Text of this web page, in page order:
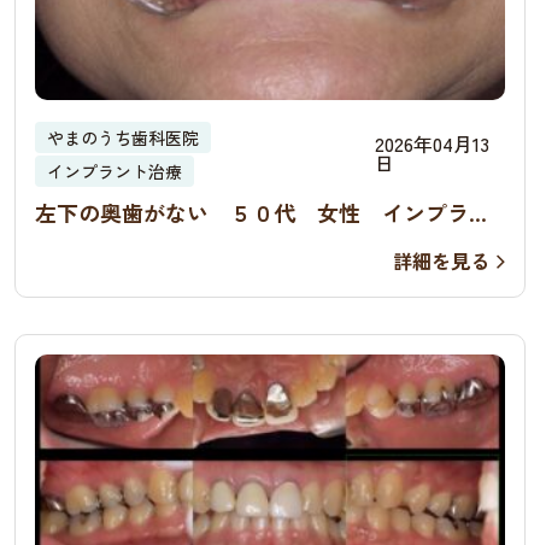
やまのうち歯科医院
インプラント治療
2026年04月13
日
左下の奥歯がない ５０代 女性 インプラン
詳細を見る